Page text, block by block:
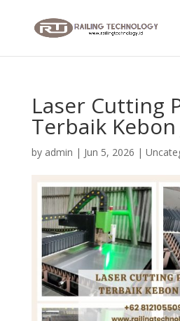
Laser Cutting
Terbaik Kebon
by admin | Jun 5, 2026 |